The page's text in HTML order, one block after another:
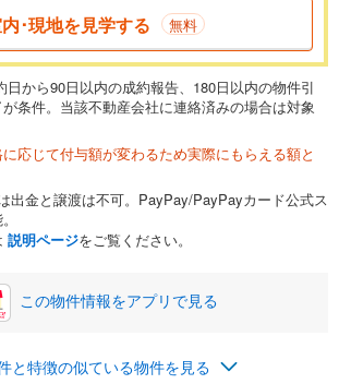
年まで借り入れ可能です。多くの金融機関
80歳までを条件としています。
万円
0万円 8,790万円
購入にかけられる金額を入力してくださ
価格の2割までが目安です。
万円
0円
1回分）を入力してください。
･現地を見学する 無料
日から90日以内の成約報告、180日以内の物件引
条件。当該不動産会社に連絡済みの場合は対象
応じて付与額が変わるため実際にもらえる額と
出金と譲渡は不可。PayPay/PayPayカード公式ス
説明ページをご覧ください。
この物件情報をアプリで見る
と特徴の似ている物件を見る